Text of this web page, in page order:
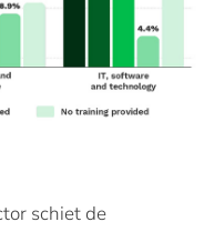
schiet de